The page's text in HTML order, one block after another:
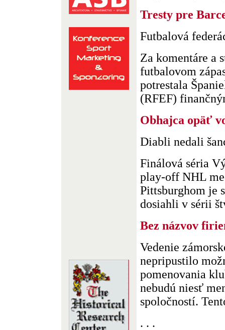
Tresty pre
Futbalová
Za komentáre a
futbalovom
potrestala
(RFEF)
Obhajca opäť
Diabli nedali
Finálová séria
play-off NHL
Pittsburghom je
dosiahli v sérii
Bez názvov
Vedenie
nepripustilo
pomenovania
nebudú niesť
spoločností.
. . .